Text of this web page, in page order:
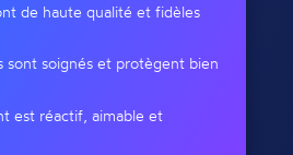
de haute qualité et fidèles
sont soignés et protègent bien
est réactif, aimable et